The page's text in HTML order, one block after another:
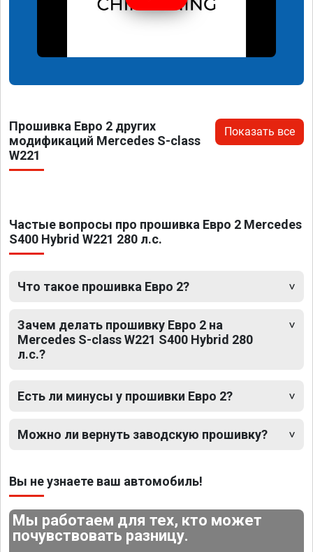
Прошивка Евро 2 других
модификаций Mercedes S-class
W221
Показать все
Частые вопросы про прошивка Евро 2 Mercedes
S400 Hybrid W221 280 л.с.
Что такое прошивка Евро 2?
Зачем делать прошивку Евро 2 на
Mercedes S-class W221 S400 Hybrid 280
л.с.?
Есть ли минусы у прошивки Евро 2?
Можно ли вернуть заводскую прошивку?
Вы не узнаете ваш автомобиль!
Мы работаем для тех, кто может
почувствовать разницу.